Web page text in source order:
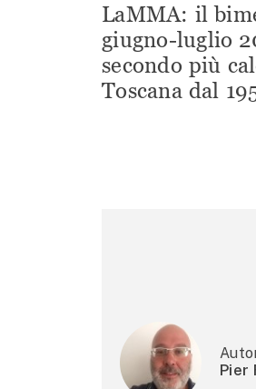
LaMMA: il
giugno-luglio
secondo più
Toscana dal
Pier